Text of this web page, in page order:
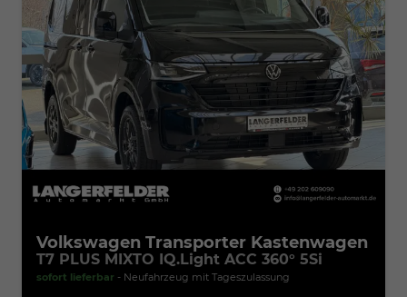
Volkswagen Transporter Kastenwagen
T7 PLUS MIXTO IQ.Light ACC 360° 5Si
sofort lieferbar Neufahrzeug mit Tageszulassung